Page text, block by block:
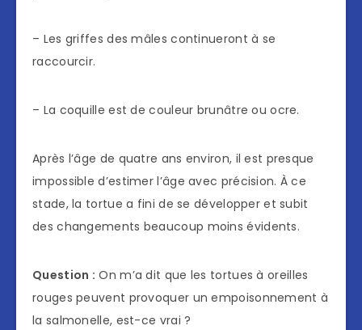
– Les griffes des mâles continueront à se
raccourcir.
– La coquille est de couleur brunâtre ou ocre.
Après l’âge de quatre ans environ, il est presque
impossible d’estimer l’âge avec précision. À ce
stade, la tortue a fini de se développer et subit
des changements beaucoup moins évidents.
Question : On m’a dit que les tortues à oreilles
rouges peuvent provoquer un empoisonnement à
la salmonelle, est-ce vrai ?